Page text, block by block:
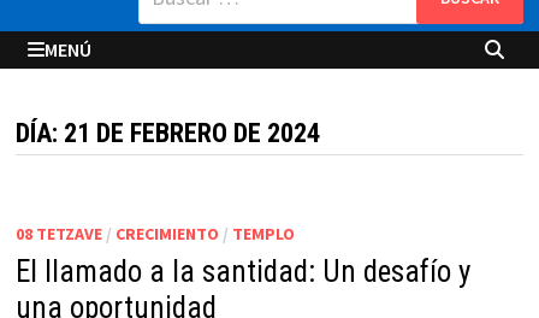
MENÚ
DÍA: 21 DE FEBRERO DE 2024
08 TETZAVE/ CRECIMIENTO / TEMPLO
El llamado a la santidad: Un desafío y
una oportunidad